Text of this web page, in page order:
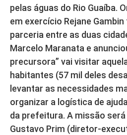
pelas águas do Rio Guaíba.
em exercício Rejane
parceria entre as duas
Marcelo Maranata e
precursora” vai visitar
habitantes (57 mil deles
levantar as necessidades
organizar a logística de
da prefeitura. A missão
Gustavo Prim (diretor-